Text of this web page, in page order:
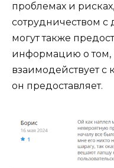
проблемах и
сотрудничеством
могут также
информацию о том,
взаимодействует с
он предоставляет.